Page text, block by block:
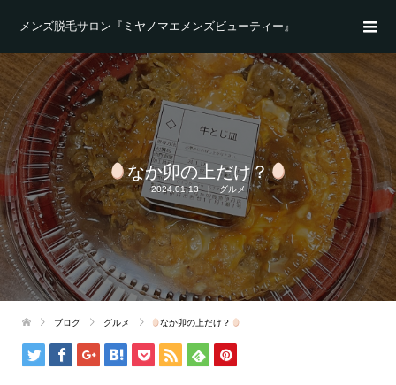
メンズ脱毛サロン『ミヤノマエメンズビューティー』
なか卯の上だけ？
2024.01.13 グルメ
ブログ グルメ なか卯の上だけ？